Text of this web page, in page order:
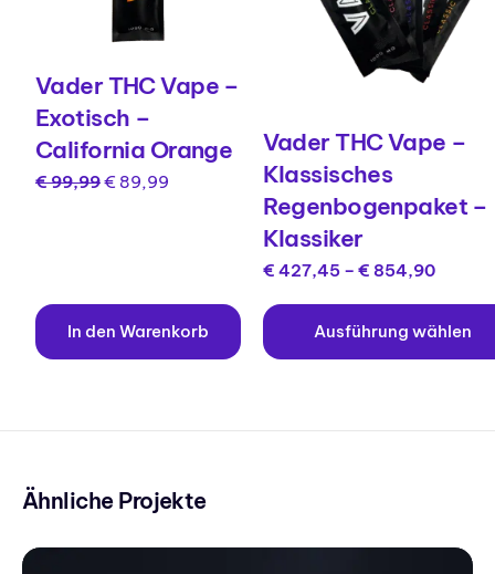
Vader THC Vape –
Exotisch –
California Orange
€99,99€ 89,99
In den Warenkorb
Vader THC Vape –
Klassisches
Regenbogenpaket –
Klassiker
€ 427,45 – € 854,90
Ausführung wählen
Ähnliche Projekte